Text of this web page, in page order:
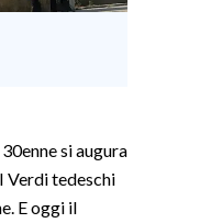
si augura
Verdi tedeschi
E oggi il